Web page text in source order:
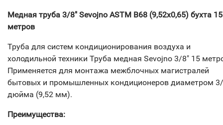
Медная труба 3/8" Sevojno ASTM В68 (9,52х0,65) бухта 15
метров
Труба для систем кондиционирования воздуха и
холодильной техники Труба медная Sevojno 3/8" 15
Применяется для монтажа межблочных магистралей
бытовых и промышленных кондиционеров диаметром
дюйма (9,52 мм).
Преимущества: